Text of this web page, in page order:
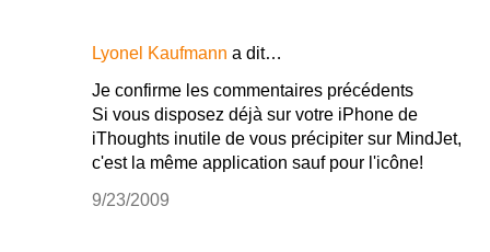
Lyonel Kaufmann a dit…
Je confirme les commentaires précédents
Si vous disposez déjà sur votre iPhone de
iThoughts inutile de vous précipiter sur MindJet,
c'est la même application sauf pour l'icône!
9/23/2009